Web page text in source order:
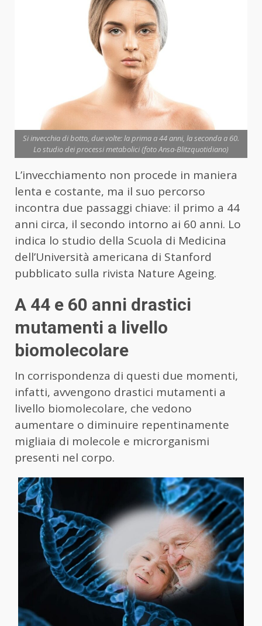
Si invecchia di botto, due volte: la prima a 44 anni, la seconda a 60.
Lo studio dei processi metabolici (foto Ansa-Blitzquotidiano)
L’invecchiamento non procede in maniera
lenta e costante, ma il suo percorso
incontra due passaggi chiave: il primo a 44
anni circa, il secondo intorno ai 60 anni. Lo
indica lo studio della Scuola di Medicina
dell’Università americana di Stanford
pubblicato sulla rivista Nature Ageing.
A 44 e 60 anni drastici
mutamenti a livello
biomolecolare
In corrispondenza di questi due momenti,
infatti, avvengono drastici mutamenti a
livello biomolecolare, che vedono
aumentare o diminuire repentinamente
migliaia di molecole e microrganismi
presenti nel corpo.